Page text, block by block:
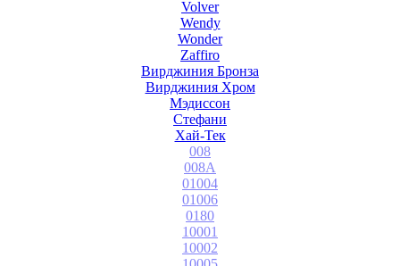
Volver
Wendy
Wonder
Zaffiro
Вирджиния Бронза
Вирджиния Хром
Мэдиссон
Стефани
Хай-Тек
008
008A
01004
01006
0180
10001
10002